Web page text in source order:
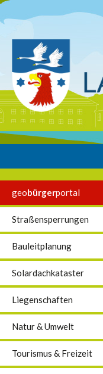
geobürgerportal
Straßensperrungen
Bauleitplanung
Solardachkataster
Liegenschaften
Natur & Umwelt
Tourismus & Freizeit